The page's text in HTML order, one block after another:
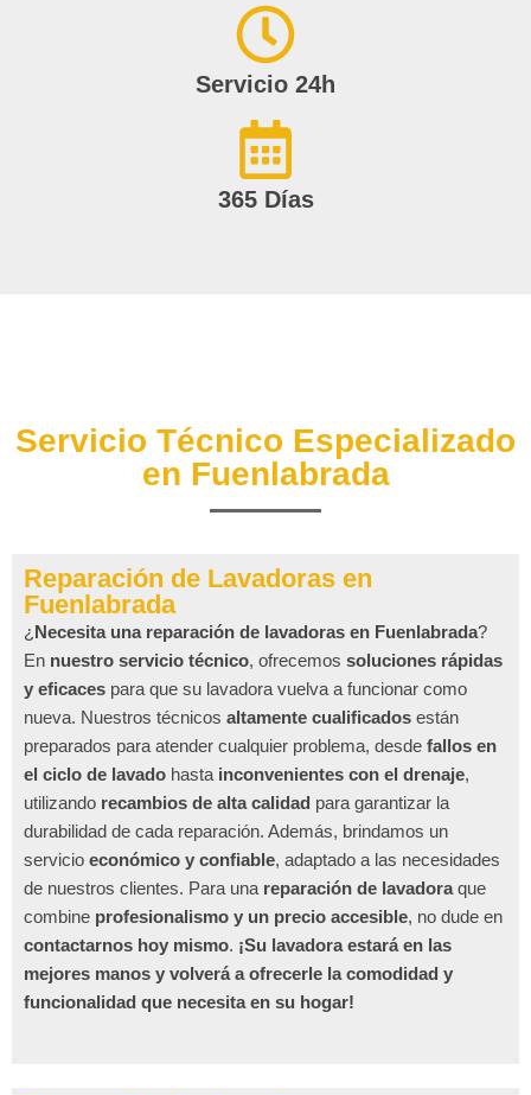
Servicio 24h
365 Días
Servicio Técnico Especializado
en Fuenlabrada
Reparación de Lavadoras en
Fuenlabrada
¿ Necesita una reparación de lavadoras en Fuenlabrada?
En nuestro servicio técnico, ofrecemos soluciones rápidas
y eficaces para que su lavadora vuelva a funcionar como
nueva. Nuestros técnicos altamente cualificados están
preparados para atender cualquier problema, desde fallos en
el ciclo de lavado hasta inconvenientes con el drenaje,
utilizando recambios de alta calidad para garantizar la
durabilidad de cada reparación. Además, brindamos un
servicio económico y confiable, adaptado a las necesidades
de nuestros clientes. Para una reparación de lavadoraque
combine profesionalismo y un precio accesible, no dude en
contactarnos hoy mismo. ¡Su lavadora estará en las
mejores manos y volverá a ofrecerle la comodidad y
funcionalidad que necesita en su hogar!